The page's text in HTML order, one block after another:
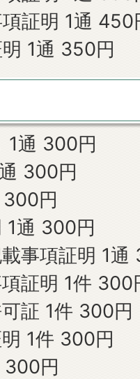
証明 1通 450
1通 350円
1通 300円
300円
300円
1通 300円
事項証明 1通
証明 1件 300
証 1件 300円
1件 300円
300円